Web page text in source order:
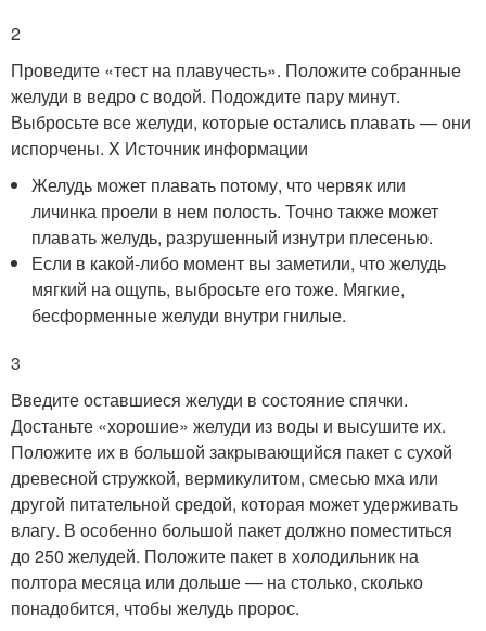
2
Проведите «тест на плавучесть». Положите собранные
желуди в ведро с водой. Подождите пару минут.
Выбросьте все желуди, которые остались плавать — они
испорчены. X Источник информации
Желудь может плавать потому, что червяк или
личинка проели в нем полость. Точно также может
плавать желудь, разрушенный изнутри плесенью.
Если в какой-либо момент вы заметили, что желудь
мягкий на ощупь, выбросьте его тоже. Мягкие,
бесформенные желуди внутри гнилые.
3
Введите оставшиеся желуди в состояние спячки.
Достаньте «хорошие» желуди из воды и высушите их.
Положите их в большой закрывающийся пакет с сухой
древесной стружкой, вермикулитом, смесью мха или
другой питательной средой, которая может удерживать
влагу. В особенно большой пакет должно поместиться
до 250 желудей. Положите пакет в холодильник на
полтора месяца или дольше — на столько, сколько
понадобится, чтобы желудь пророс.